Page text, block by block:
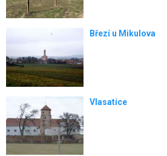
Březí u Mikulova
Vlasatice